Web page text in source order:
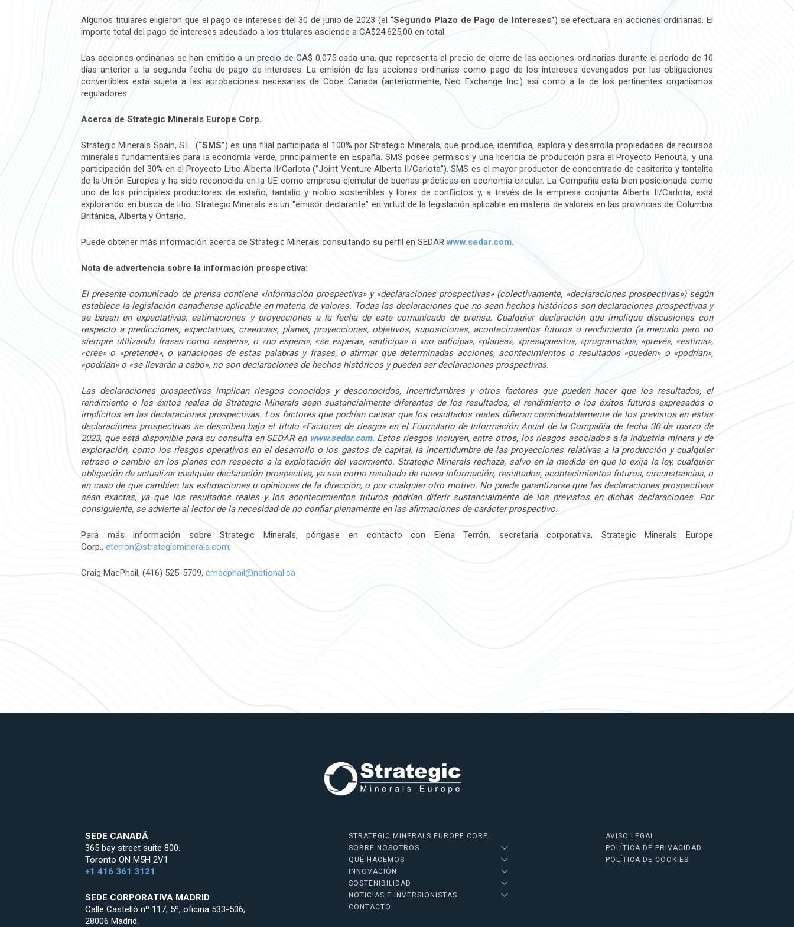
Algunos titulares eligieron que el pago de intereses del 30 de junio de 2023 (el “Segundo Plazo de Pago de Intereses”) se efectuara en acciones ordinarias. El
importe total del pago de intereses adeudado a los titulares asciende a CA$24.625,00 en total.
Las acciones ordinarias se han emitido a un precio de CA$ 0,075 cada una, que representa el precio de cierre de las acciones ordinarias durante el período de 10
días anterior a la segunda fecha de pago de intereses. La emisión de las acciones ordinarias como pago de los intereses devengados por las obligaciones
convertibles está sujeta a las aprobaciones necesarias de Cboe Canada (anteriormente, Neo Exchange Inc.) así como a la de los pertinentes organismos
reguladores.
Acerca de Strategic Minerals Europe Corp.
Strategic Minerals Spain, S.L. (“SMS”) es una filial participada al 100% por Strategic Minerals, que produce, identifica, explora y desarrolla propiedades de recursos
minerales fundamentales para la economía verde, principalmente en España. SMS posee permisos y una licencia de producción para el Proyecto Penouta, y una
participación del 30% en el Proyecto Litio Alberta II/Carlota (“Joint Venture Alberta II/Carlota”). SMS es el mayor productor de concentrado de casiterita y tantalita
de la Unión Europea y ha sido reconocida en la UE como empresa ejemplar de buenas prácticas en economía circular. La Compañía está bien posicionada como
uno de los principales productores de estaño, tantalio y niobio sostenibles y libres de conflictos y, a través de la empresa conjunta Alberta II/Carlota, está
explorando en busca de litio. Strategic Minerals es un “emisor declarante” en virtud de la legislación aplicable en materia de valores en las provincias de Columbia
Británica, Alberta y Ontario.
Puede obtener más información acerca de Strategic Minerals consultando su perfil en SEDARwww.sedar.com.
Nota de advertencia sobre la información prospectiva:
El presente comunicado de prensa contiene «información prospectiva» y «declaraciones prospectivas» (colectivamente, «declaraciones prospectivas») según
establece la legislación canadiense aplicable en materia de valores. Todas las declaraciones que no sean hechos históricos son declaraciones prospectivas y
se basan en expectativas, estimaciones y proyecciones a la fecha de este comunicado de prensa. Cualquier declaración que implique discusiones con
respecto a predicciones, expectativas, creencias, planes, proyecciones, objetivos, suposiciones, acontecimientos futuros o rendimiento (a menudo pero no
siempre utilizando frases como «espera», o «no espera», «se espera», «anticipa» o «no anticipa», «planea», «presupuesto», «programado», «prevé», «estima»,
«cree» o «pretende», o variaciones de estas palabras y frases, o afirmar que determinadas acciones, acontecimientos o resultados «pueden» o «podrían»,
«podrían» o «se llevarán a cabo», no son declaraciones de hechos históricos y pueden ser declaraciones prospectivas.
Las declaraciones prospectivas implican riesgos conocidos y desconocidos, incertidumbres y otros factores que pueden hacer que los resultados, el
rendimiento o los éxitos reales de Strategic Minerals sean sustancialmente diferentes de los resultados, el rendimiento o los éxitos futuros expresados o
implícitos en las declaraciones prospectivas. Los factores que podrían causar que los resultados reales difieran considerablemente de los previstos en estas
declaraciones prospectivas se describen bajo el título «Factores de riesgo» en el Formulario de Información Anual de la Compañía de fecha 30 de marzo de
2023, que está disponible para su consulta en SEDAR en www.sedar.com. Estos riesgos incluyen, entre otros, los riesgos asociados a la industria minera y de
exploración, como los riesgos operativos en el desarrollo o los gastos de capital, la incertidumbre de las proyecciones relativas a la producción y cualquier
retraso o cambio en los planes con respecto a la explotación del yacimiento. Strategic Minerals rechaza, salvo en la medida en que lo exija la ley, cualquier
obligación de actualizar cualquier declaración prospectiva, ya sea como resultado de nueva información, resultados, acontecimientos futuros, circunstancias, o
en caso de que cambien las estimaciones u opiniones de la dirección, o por cualquier otro motivo. No puede garantizarse que las declaraciones prospectivas
sean exactas, ya que los resultados reales y los acontecimientos futuros podrían diferir sustancialmente de los previstos en dichas declaraciones. Por
consiguiente, se advierte al lector de la necesidad de no confiar plenamente en las afirmaciones de carácter prospectivo.
Para más información sobre Strategic Minerals, póngase en contacto con Elena Terrón, secretaria corporativa, Strategic Minerals Europe
Corp., eterron@strategicminerals.com;
Craig MacPhail, (416) 525-5709, cmacphail@national.ca
SEDE CANADÁ
365 bay street suite 800.
Toronto ON M5H 2V1
+1 416 361 3121
SEDE CORPORATIVA MADRID
Calle Castelló nº 117, 5º, oficina 533-536,
28006 Madrid.
STRATEGIC MINERALS EUROPE CORP.
SOBRE NOSOTROS
QUÉ HACEMOS
INNOVACIÓN
SOSTENIBILIDAD
NOTICIAS E INVERSIONISTAS
CONTACTO
AVISO LEGAL
POLÍTICA DE PRIVACIDAD
POLÍTICA DE COOKIES